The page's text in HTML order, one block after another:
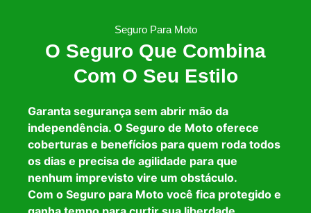
Seguro Para Moto
O Seguro Que Combina
Com O Seu Estilo
Garanta segurança sem abrir mão da
independência. O Seguro de Moto oferece
coberturas e benefícios para quem roda todos
os dias e precisa de agilidade para que
nenhum imprevisto vire um obstáculo.
Com o Seguro para Moto você fica protegido e